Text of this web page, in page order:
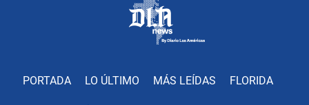
PORTADA LO ÚLTIMO MÁS LEÍDAS FLORIDA